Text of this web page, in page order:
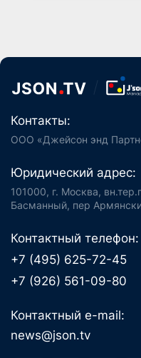
Контакты:
ООО «Джейсон энд
Юридический адрес:
101000, г. Москва,
Басманный, пер
Контактный телефон:
+7 (495) 625-72-45
+7 (926) 561-09-80
Контактный e-mail:
news@json.tv